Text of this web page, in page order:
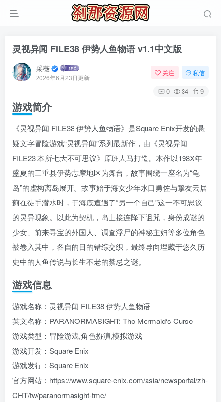
灵视异闻 FILE38 伊势人鱼物语 v1.1中文版
采薇
2026年6月23日更新
关注 私信
0 34 9
游戏简介
《灵视异闻 FILE38 伊势人鱼物语》是Square Enix开发的悬
疑文字冒险游戏“灵视异闻”系列最新作，由《灵视异闻
FILE23 本所七大不可思议》原班人马打造。本作以198X年
盛夏的三重县伊势志摩地区为舞台，故事围绕一座名为“龟
岛”的虚构离岛展开。故事始于海女少年水口勇佐与挚友云居
蓟在徒手潜水时，于海底遭遇了“另一个自己”这一不可思议
的灵异现象。以此为契机，岛上接连降下诅咒，身份成谜的
少女、前来寻宝的外国人、调查浮尸的神秘主妇等多位角色
被卷入其中，各自的目的错综交织，最终导向埋藏于悠久历
史中的人鱼传说与长生不老的禁忌之谜。
游戏信息
游戏名称：灵视异闻 FILE38 伊势人鱼物语
英文名称：PARANORMASIGHT: The Mermaid‘s Curse
游戏类型：冒险游戏,角色扮演,模拟游戏
游戏开发：Square Enix
游戏发行：Square Enix
官方网站：https://www.square-enix.com/asia/newsportal/zh-
CHT/tw/paranormasight-tmc/